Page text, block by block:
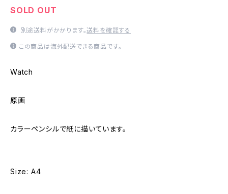
SOLD OUT
別途送料がかかります。送料を確認する
この商品は海外配送できる商品です。
Watch
原画
カラーペンシルで紙に描いています。
Size: A4